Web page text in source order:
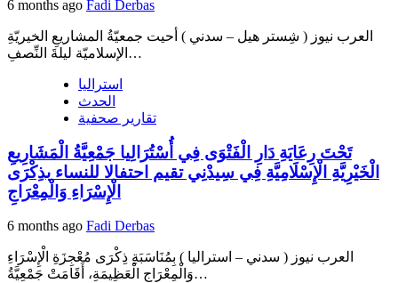
6 months ago Fadi Derbas
العرب نيوز ( شِستر هيل – سدني ) أحيت جمعيّةُ المشاريعِ الخيريّةِ
الإسلاميّة ليلةَ النِّصفِ…
استراليا
الحدث
تقارير صحفية
تَحْتَ رِعَايَةِ دَارِ الْفَتْوَى فِي أُسْتُرَالِيا جَمْعِيَّةُ الْمَشَارِيعِ
الْخَيْرِيَّةِ الْإِسْلَامِيَّةِ فِي سِيدْنِي تقيم احتفالا للنساء بذِكْرَى
الْإِسْرَاءِ وَالْمِعْرَاجِ
6 months ago Fadi Derbas
العرب نيوز ( سدني – استراليا ) بِمُنَاسَبَةِ ذِكْرَى مُعْجِزَةِ الْإِسْرَاءِ
وَالْمِعْرَاجِ الْعَظِيمَةِ، أَقَامَتْ جَمْعِيَّةُ…